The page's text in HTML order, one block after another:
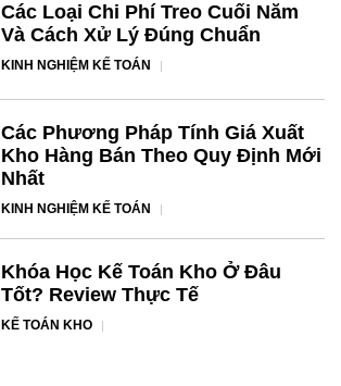
Các Loại Chi Phí Treo Cuối Năm
Và Cách Xử Lý Đúng Chuẩn
KINH NGHIỆM KẾ TOÁN
Các Phương Pháp Tính Giá Xuất
Kho Hàng Bán Theo Quy Định Mới
Nhất
KINH NGHIỆM KẾ TOÁN
Khóa Học Kế Toán Kho Ở Đâu
Tốt? Review Thực Tế
KẾ TOÁN KHO